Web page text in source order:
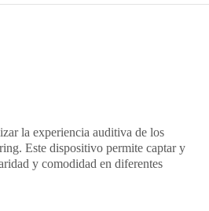
la experiencia auditiva de los
Este dispositivo permite captar y
y comodidad en diferentes